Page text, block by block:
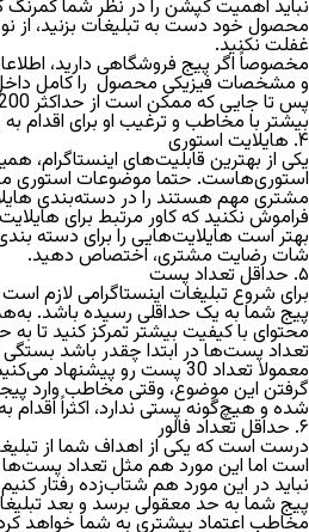
نباید اهمیت کپشن را در نظر شما کمرنگ
محصول خود دست به تبلیغات بزنید،
غفلت نکنید.
مخصوصاً اگر پیج فروشگاهی دارید،
و مشخصات فیزیکی محصول را کامل
بیشتر با مخاطب و ترغیب او برای اقدام
۴. هایلایت استوری
یکی از بهترین قابلیت‌های اینستاگرام،
استوری‌هاست. حتما موضوعات استوری
مشتری مهم هستند را در دسته‌بندی
فراموش نکنید که کاور مرتبط برای
بهتر است هایلایت‌هایی را برای دسته
شات رضایت مشتری، اختصاص دهید.
۵. حداقل تعداد پست
برای شروع تبلیغات اینستاگرامی لازم
پیج شما به یک حداقلی رسیده باشد.
محتوای با کیفیت بیشتر تمرکز کنید تا
تعداد پست‌ها در ابتدا چقدر باشد
معمولا تعداد 30 پست رو
گرفتن این موضوع، وقتی مخاطب وارد
شده و هیچ‌گونه پستی ندارد، اکثراً
۶. حداقل تعداد فالور
درست است که یکی از اهداف شما از
است اما این مورد هم مثل تعداد پست‌ها
نباید در این مورد هم شتاب‌زده رفتار
پیج شما به حد معقولی برسد و بعد
مخاطب اعتماد بیشتری به شما خواهد